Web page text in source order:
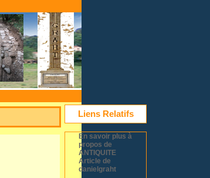
Liens Relatifs
En savoir plus à
propos de
ANTIQUITE
Article de
danielgraht